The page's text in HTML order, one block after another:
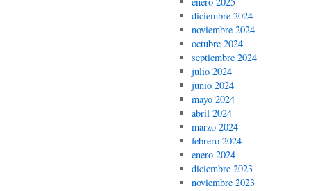
diciembre 2024
noviembre 2024
octubre 2024
septiembre 2024
julio 2024
junio 2024
mayo 2024
abril 2024
marzo 2024
febrero 2024
enero 2024
diciembre 2023
noviembre 2023